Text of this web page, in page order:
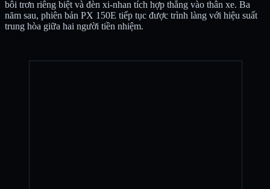
bôi trơn riêng biệt và đèn xi-nhan tích hợp thẳng vào thân xe. Ba
năm sau, phiên bản PX 150E tiếp tục được trình làng với hiệu suất
trung hòa giữa hai người tiền nhiệm.